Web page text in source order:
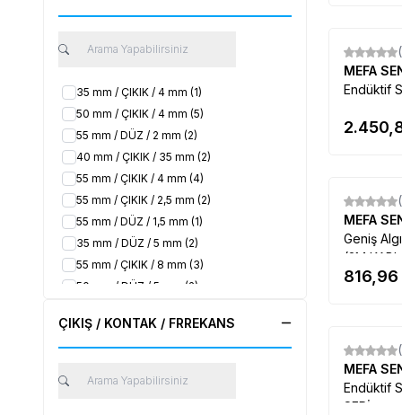
35 mm / ÇIKIK / 4 mm (1)
50 mm / ÇIKIK / 4 mm (5)
55 mm / DÜZ / 2 mm (2)
40 mm / ÇIKIK / 35 mm (2)
55 mm / ÇIKIK / 4 mm (4)
55 mm / ÇIKIK / 2,5 mm (2)
55 mm / DÜZ / 1,5 mm (1)
35 mm / DÜZ / 5 mm (2)
55 mm / ÇIKIK / 8 mm (3)
50 mm / DÜZ / 5 mm (2)
55 mm / DÜZ / 5 mm(2)
50 mm / DÜZ / 8 mm(4)
ÇIKIŞ / KONTAK / FRREKANS
MEFA
Endüktif
Yeni
MEFA
Geniş
(2M
816,96
Yeni
MEFA
Endüktif
SERİ